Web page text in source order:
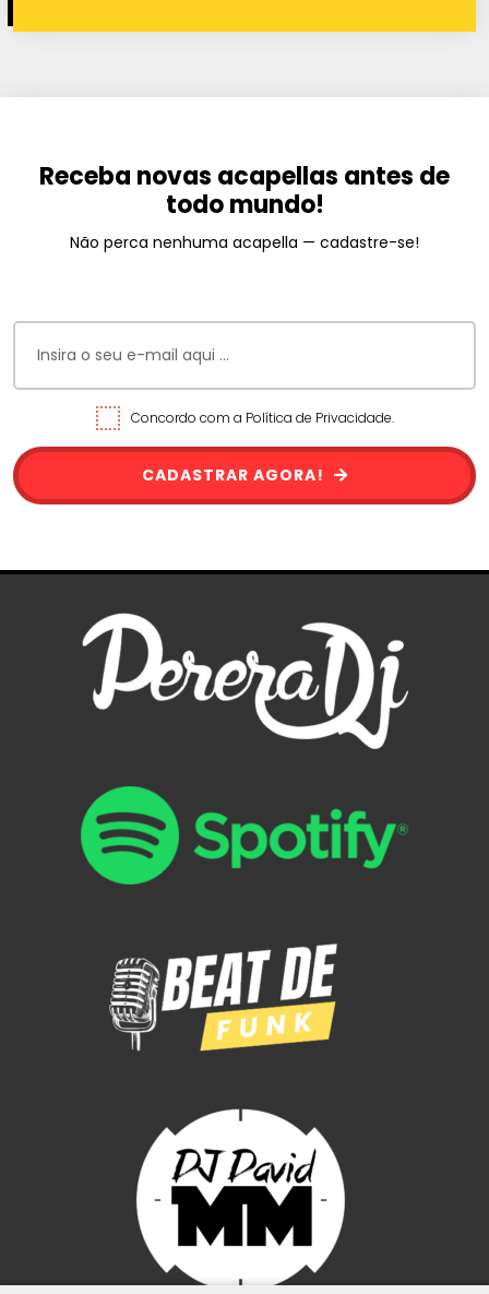
Receba novas acapellas antes de
todo mundo!
Não perca nenhuma acapella — cadastre-se!
Concordo com a Política de Privacidade.
CADASTRAR AGORA!